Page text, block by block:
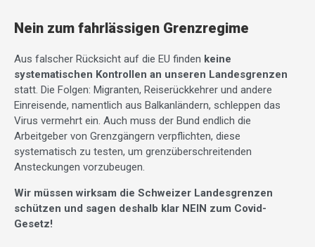
Nein zum fahrlässigen Grenzregime
Aus falscher Rücksicht auf die EU finden keine
systematischen Kontrollen an unseren Landesgrenzen
statt. Die Folgen: Migranten, Reiserückkehrer und andere
Einreisende, namentlich aus Balkanländern, schleppen das
Virus vermehrt ein. Auch muss der Bund endlich die
Arbeitgeber von Grenzgängern verpflichten, diese
systematisch zu testen, um grenzüberschreitenden
Ansteckungen vorzubeugen.
Wir müssen wirksam die Schweizer Landesgrenzen
schützen und sagen deshalb klar NEIN zum Covid-
Gesetz!